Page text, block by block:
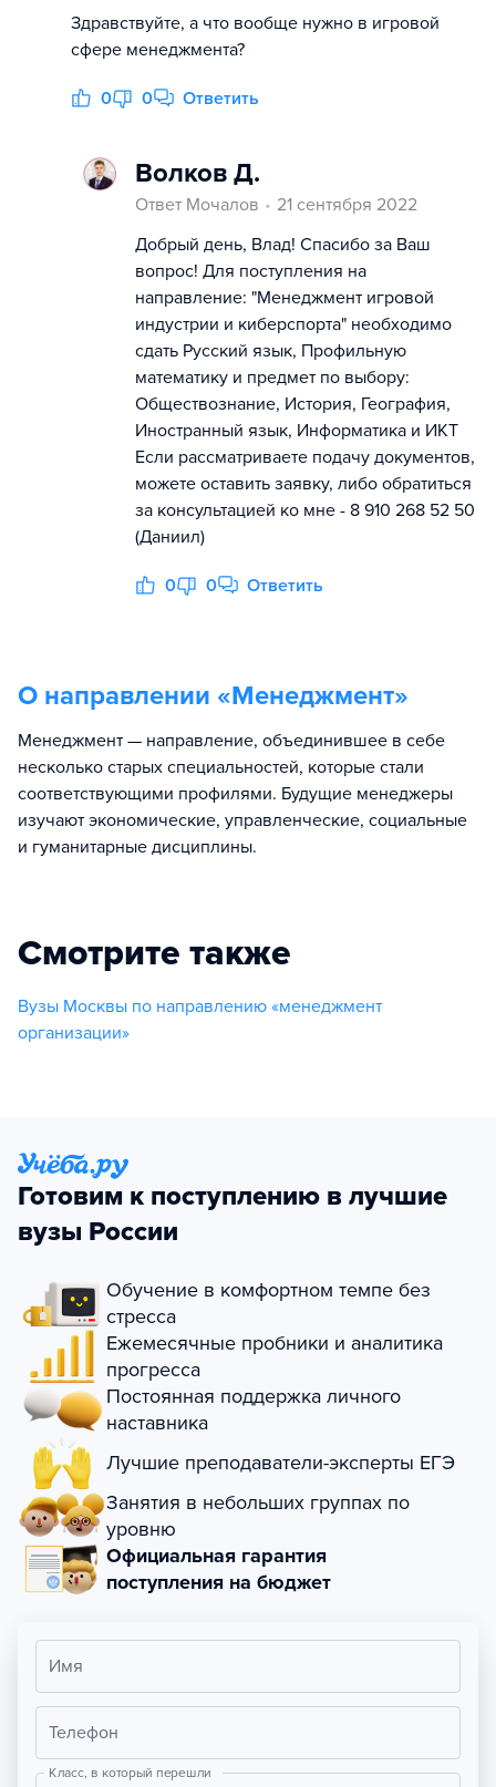
Здравствуйте, а что вообще нужно в игровой
сфере менеджмента?
0 0 Ответить
Волков Д.
Ответ Мочалов
21 сентября 2022
Добрый день, Влад! Спасибо за Ваш
вопрос! Для поступления на
направление: "Менеджмент игровой
индустрии и киберспорта" необходимо
сдать Русский язык, Профильную
математику и предмет по выбору:
Обществознание, История, География,
Иностранный язык, Информатика и ИКТ
Если рассматриваете подачу документов,
можете оставить заявку, либо обратиться
за консультацией ко мне - 8 910 268 52 50
(Даниил)
0 0 Ответить
О направлении «Менеджмент»
Менеджмент — направление, объединившее в себе
несколько старых специальностей, которые стали
соответствующими профилями. Будущие менеджеры
изучают экономические, управленческие, социальные
и гуманитарные дисциплины.
Смотрите также
Вузы Москвы по направлению «менеджмент
организации»
Готовим к поступлению в лучшие
вузы России
Обучение в комфортном темпе без
стресса
Ежемесячные пробники и аналитика
прогресса
Постоянная поддержка личного
наставника
Лучшие преподаватели-эксперты ЕГЭ
Занятия в небольших группах по
уровню
Официальная гарантия
поступления на бюджет
Имя
Телефон
Класс, в который перешли